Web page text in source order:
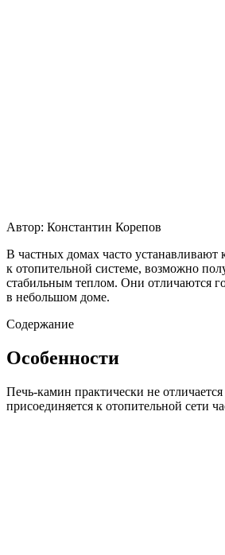
Автор: Константин Корепов
В частных домах часто
к отопительной системе, возможно
стабильным теплом. Они отличаются
в небольшом доме.
Содержание
Особенности
Печь-камин практически не
присоединяется к отопительной сети